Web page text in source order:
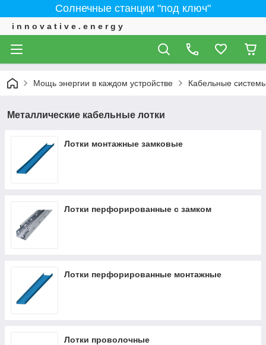
Солнечные станции "под ключ"
i n n o v a t i v e . e n e r g y
Мощь энергии в каждом устройстве Кабельные
Металлические кабельные лотки
Лотки монтажные замковые
Лотки перфорированные с замком
Лотки перфорированные монтажные
Лотки проволочные